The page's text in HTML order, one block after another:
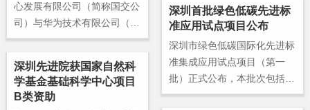
究与实践领域建立起了一个新
的重要平台。
心发展有限公司（简称国交公
司）与华为技术有限公司（简
称华为）在坂田华为基地签订
深圳首批绿色低碳先进标
准应用试点项目公布
深圳市绿色低碳国际化先进标
准集成应用试点项目（第一
批）正式公布，本批次包括天
津大学佐治亚理工深圳学院等
深圳先进院获国家自然科
学基金基础科学中心项目
B类资助